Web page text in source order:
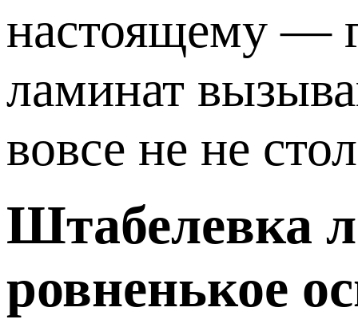
настоящему —
ламинат
вовсе не не
Штабелевка
ровненькое